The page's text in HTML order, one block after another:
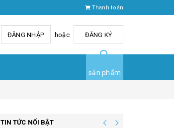
Thanh toán
ĐĂNG NHẬP hoặc ĐĂNG KÝ
sản phẩm
TIN TỨC NỔI BẬT